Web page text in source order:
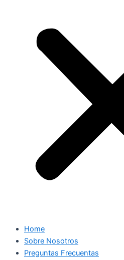
Home
Sobre Nosotros
Preguntas Frecuentas